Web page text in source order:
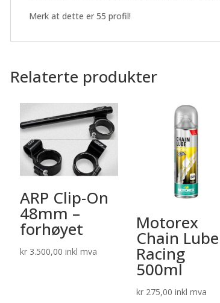
Merk at dette er 55 profil!
Relaterte produkter
ARP Clip-On
48mm –
forhøyet
kr3.500,00 inkl mva
Motorex
Chain Lube
Racing
500ml
kr 275,00 inkl mva